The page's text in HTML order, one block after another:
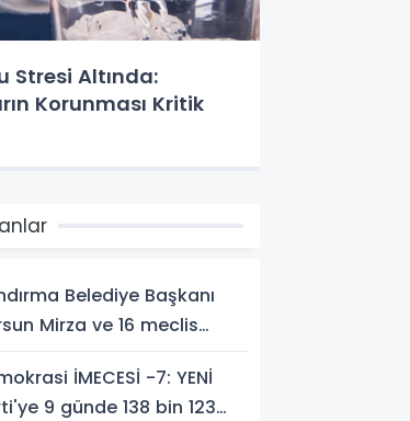
Stresi Altında:
Korunması Kritik
Belediye Başkanı
Mirza ve 16 meclis
İMECESİ -7: YENİ
9 günde 138 bin 123